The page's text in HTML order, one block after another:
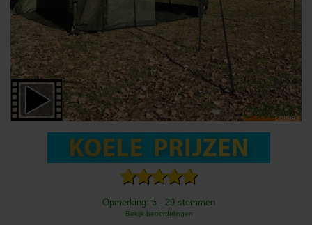
Opmerking: 5 - 29 stemmen
Bekijk beoordelingen